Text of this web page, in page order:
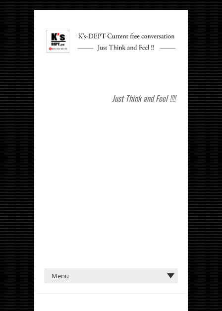
Just Think and Feel !!!!